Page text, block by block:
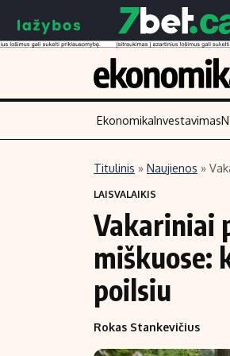
Turinys
Naujienos
Aplinka
Verslas
Energetika
Ekonomika
Politika
EkonomikaInvestavimas
Titulinis » Naujienos »
LAISVALAIKIS
Vakariniai
miškuose:
poilsiu
Rokas Stankevičius